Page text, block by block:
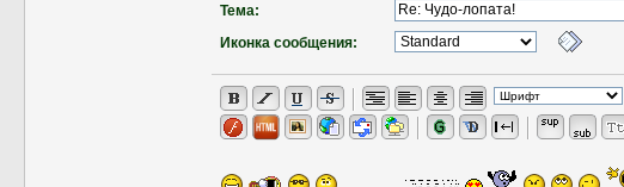
Тема:
Иконка сообщения: